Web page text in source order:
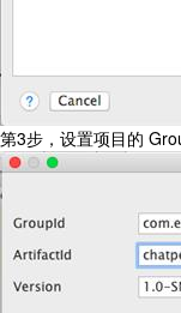
第3步，设置项目的